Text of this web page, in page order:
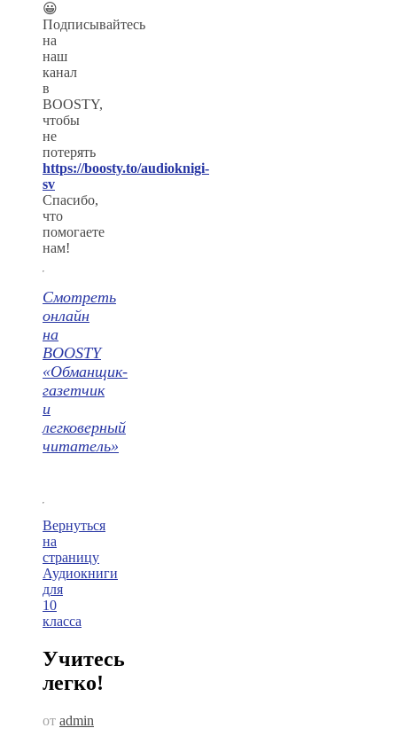
😀
Подписывайтесь
на
наш
канал
в
BOOSTY,
чтобы
не
потерять
https://boosty.to/audioknigi-
sv
Спасибо,
что
помогаете
нам!
Смотреть
онлайн
на
BOOSTY
«Обманщик-
газетчик
и
легковерный
читатель»
Вернуться
на
страницу
Аудиокниги
для
10
класса
Учитесь
легко!
от admin